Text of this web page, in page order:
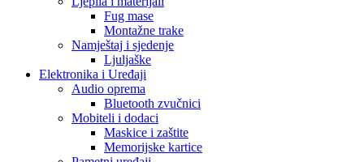
Fug mase
Montažne trake
Namještaj i sjedenje
Ljuljaške
Elektronika i Uređaji
Audio oprema
Bluetooth zvučnici
Mobiteli i dodaci
Maskice i zaštite
Memorijske kartice